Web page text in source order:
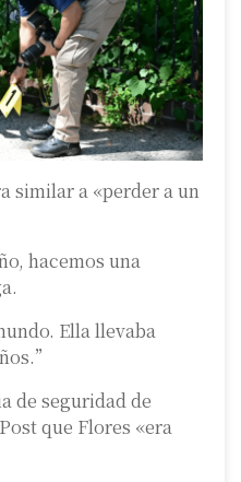
similar a «perder a un
hacemos una
Ella llevaba
de seguridad de
que Flores «era